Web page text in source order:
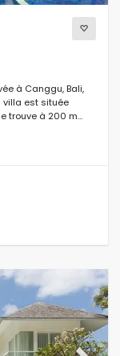
à Canggu, Bali,
villa est située
trouve à 200 m